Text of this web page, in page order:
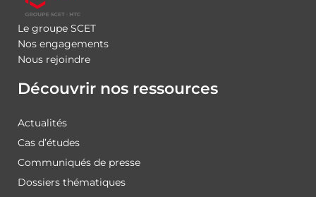
Le groupe SCET
Nos engagements
Nous rejoindre
Découvrir nos ressources
Actualités
Cas d’études
Communiqués de presse
Dossiers thématiques